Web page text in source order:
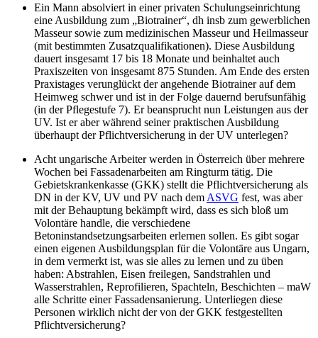
Ein Mann absolviert in einer privaten Schulungseinrichtung
eine Ausbildung zum „Biotrainer“, dh insb zum gewerblichen
Masseur sowie zum medizinischen Masseur und Heilmasseur
(mit bestimmten Zusatzqualifikationen). Diese Ausbildung
dauert insgesamt 17 bis 18 Monate und beinhaltet auch
Praxiszeiten von insgesamt 875 Stunden. Am Ende des ersten
Praxistages verunglückt der angehende Biotrainer auf dem
Heimweg schwer und ist in der Folge dauernd berufsunfähig
(in der Pflegestufe 7). Er beansprucht nun Leistungen aus der
UV. Ist er aber während seiner praktischen Ausbildung
überhaupt der Pflichtversicherung in der UV unterlegen?
Acht ungarische Arbeiter werden in Österreich über mehrere
Wochen bei Fassadenarbeiten am Ringturm tätig. Die
Gebietskrankenkasse (GKK) stellt die Pflichtversicherung als
DN in der KV, UV und PV nach dem ASVG fest, was aber
mit der Behauptung bekämpft wird, dass es sich bloß um
Volontäre handle, die verschiedene
Betoninstandsetzungsarbeiten erlernen sollen. Es gibt sogar
einen eigenen Ausbildungsplan für die Volontäre aus Ungarn,
in dem vermerkt ist, was sie alles zu lernen und zu üben
haben: Abstrahlen, Eisen freilegen, Sandstrahlen und
Wasserstrahlen, Reprofilieren, Spachteln, Beschichten – maW
alle Schritte einer Fassadensanierung. Unterliegen diese
Personen wirklich nicht der von der GKK festgestellten
Pflichtversicherung?